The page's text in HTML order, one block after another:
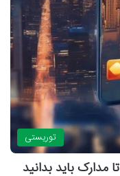
توریستی
مدارک باید بدانید